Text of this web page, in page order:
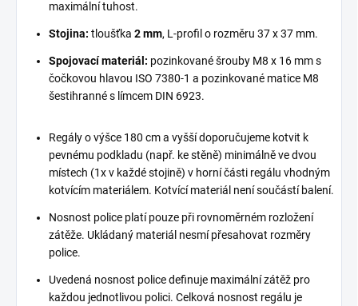
maximální tuhost.
Stojina: tloušťka 2 mm, L-profil o rozměru 37 x 37 mm.
Spojovací materiál: pozinkované šrouby M8 x 16 mm s
čočkovou hlavou ISO 7380-1 a pozinkované matice M8
šestihranné s límcem DIN 6923.
Regály o výšce 180 cm a vyšší doporučujeme kotvit k
pevnému podkladu (např. ke stěně) minimálně ve dvou
místech (1x v každé stojině) v horní části regálu vhodným
kotvícím materiálem. Kotvící materiál není součástí balení.
Nosnost police platí pouze při rovnoměrném rozložení
zátěže. Ukládaný materiál nesmí přesahovat rozměry
police.
Uvedená nosnost police definuje maximální zátěž pro
každou jednotlivou polici. Celková nosnost regálu je